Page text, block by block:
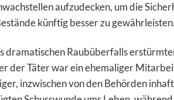
aufzudecken, um die
künftig besser zu gewährleisten.
dramatischen Raubüberfalls
der Täter war ein ehemaliger
inzwischen von den Behörden